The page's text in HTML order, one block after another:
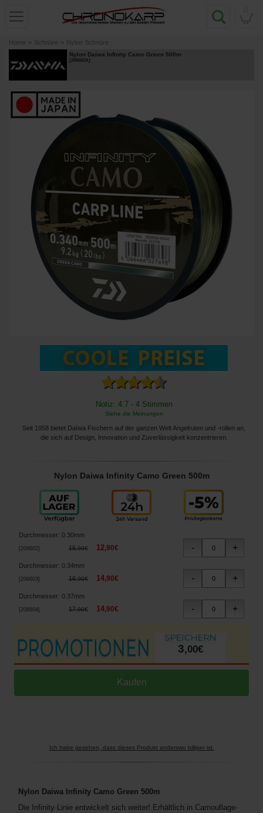
Home » Schnüre » Nylon Schnüre
Nylon Daiwa Infinity Camo Green 500m
[206602A]
Notiz: 4.7 - 4 Stimmen
Siehe die Meinungen
Seit 1958 bietet Daïwa Fischern auf der ganzen Welt Angelruten und -rollen an,
die sich auf Design, Innovation und Zuverlässigkeit konzentrieren.
Nylon Daiwa Infinity Camo Green 500m
Durchmesser: 0.30mm
206602] 15,90€ 12,90€
Durchmesser: 0.34mm
206603 ] 16,90€ 14,90€
Durchmesser: 0.37mm
206604] 17,90€ 14,90€
3,00€
Ich habe gesehen, dass dieses Produkt anderswo billiger ist.
Nylon Daiwa Infinity Camo Green 500m
Die Infinity-Linie entwickelt sich weiter! Erhältlich in Camouflage-